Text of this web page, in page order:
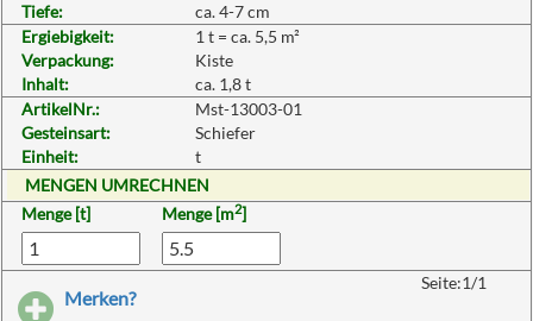
Tiefe:
ca. 4-7 cm
Ergiebigkeit:
1 t = ca. 5,5 m²
Verpackung:
Kiste
Inhalt:
ca. 1,8 t
ArtikelNr.:
Mst-13003-01
Gesteinsart:
Schiefer
Einheit:
t
MENGEN UMRECHNEN
Menge [t]
Menge [m2]
Merken?
Seite:1/1